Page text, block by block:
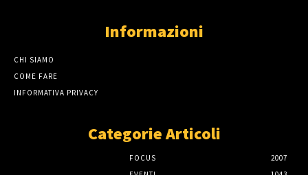
Informazioni
CHI SIAMO
COME FARE
INFORMATIVA PRIVACY
Categorie Articoli
FOCUS
2007